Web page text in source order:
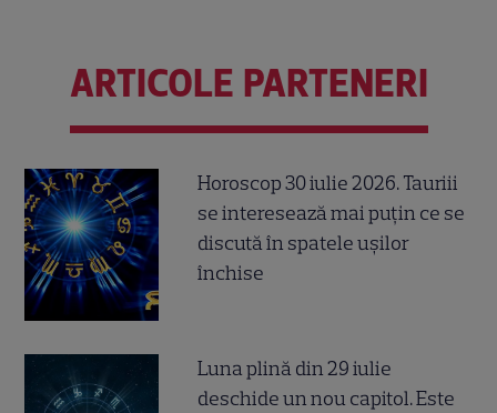
ARTICOLE PARTENERI
Horoscop 30 iulie 2026. Tauriii
se interesează mai puțin ce se
discută în spatele ușilor
închise
Luna plină din 29 iulie
deschide un nou capitol. Este